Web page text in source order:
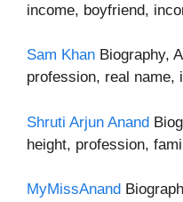
income, boyfriend,
Sam Khan Biography,
profession, real name,
Shruti Arjun Anand
height, profession,
MyMissAnand